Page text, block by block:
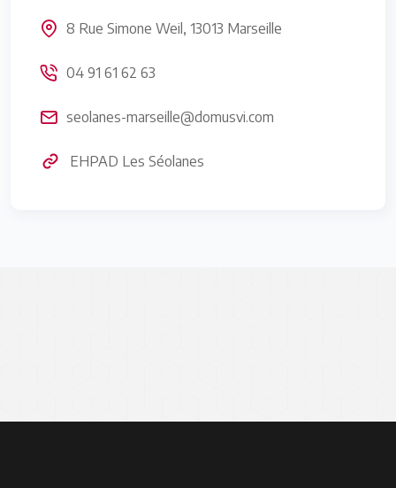
8 Rue Simone Weil, 13013 Marseille
04 91 61 62 63
seolanes-marseille@domusvi.com
EHPAD Les Séolanes